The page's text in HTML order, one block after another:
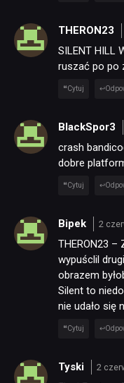
THERON23
SILENT HILL
ruszać po po
Cytuj
BlackSpor3
crash
dobre
Cytuj
Bipek 2
THERON23 –
wypuśclil
obrazem
Silent to
nie udało się
Cytuj
Tyski 2